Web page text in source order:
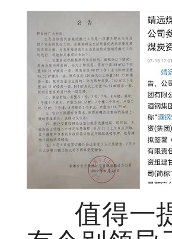
值得一提